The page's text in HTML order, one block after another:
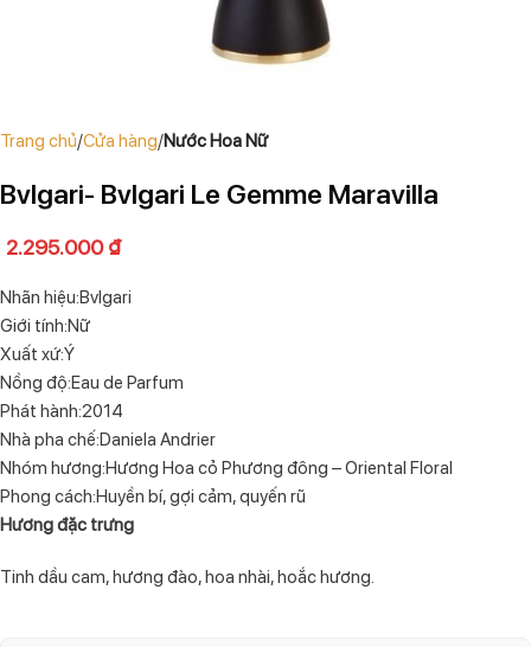
Trang chủ Cửa hàng Nước Hoa Nữ
Bvlgari- Bvlgari Le Gemme Maravilla
2.295.000₫
Nhãn hiệu:Bvlgari
Giới tính:Nữ
Xuất xứ:Ý
Nồng độ:Eau de Parfum
Phát hành:2014
Nhà pha chế:Daniela Andrier
Nhóm hương:Hương Hoa cỏ Phương đông – Oriental Floral
Phong cách:Huyền bí, gợi cảm, quyến rũ
Hương đặc trưng
Tinh dầu cam, hương đào, hoa nhài, hoắc hương.